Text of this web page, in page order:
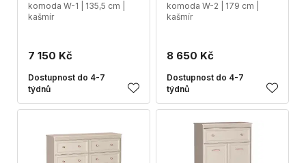
komoda W-1 | 135,5 cm |
kašmír
7 150 Kč
Dostupnost do 4-7
týdnů
komoda W-2 | 179 cm |
kašmír
8 650 Kč
Dostupnost do 4-7
týdnů